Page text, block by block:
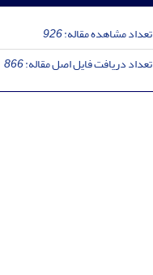
تعداد مشاهده مقاله:926
تعداد دریافت فایل اصل مقاله:866